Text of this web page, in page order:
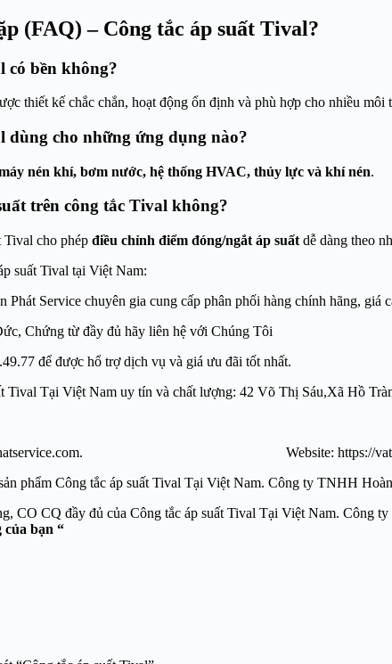
(FAQ) – Công tắc áp suất Tival?
có bền không?
thiết kế chắc chắn, hoạt động ổn định và phù hợp cho nhiều môi
dùng cho những ứng dụng nào?
nén khí, bơm nước, hệ thống HVAC, thủy lực và khí nén.
trên công tắc Tival không?
Tival cho phép điều chỉnh điểm đóng/ngắt áp suất dễ dàng theo
suất Tival tại Việt Nam:
Service chuyên gia cung cấp phân phối hàng chính hãng, giá
Chứng từ đầy đủ hãy liên hệ với Chúng Tôi
để được hổ trợ dịch vụ và giá ưu đãi tốt nhất.
Tival Tại Việt Nam uy tín và chất lượng: 42 Võ Thị Sáu,Xã Hồ
Website: https://
phẩm Công tắc áp suất Tival Tại Việt Nam. Công ty TNHH
hãng, CO CQ đầy đủ của Công tắc áp suất Tival Tại
của bạn “